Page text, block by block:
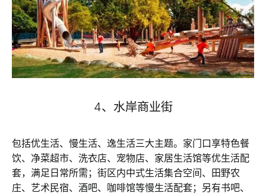
4、水岸商业街
包括优生活、慢生活、逸生活三大主题。家门口享特色餐
饮、净菜超市、洗衣店、宠物店、家居生活馆等优生活配
套，满足日常所需；街区内中式生活集合空间、田野农
庄、艺术民宿、酒吧、咖啡馆等慢生活配套；另有书吧、